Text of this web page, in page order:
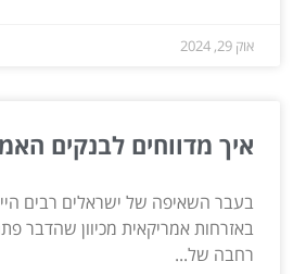
אוק 29, 2024
איך מדווחים לבנקים
בעבר השאיפה של ישראלים רבים
באזרחות אמריקאית מכיוון שהדבר
רחבה של...